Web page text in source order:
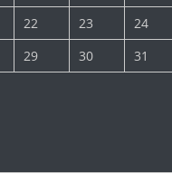
22 23 24
29 30 31